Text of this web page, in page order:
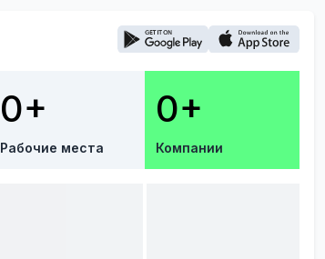
0+
Рабочие места
0+
Компании